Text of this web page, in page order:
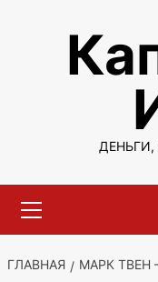
содержимому
меню
ГЛАВНАЯ МАРК